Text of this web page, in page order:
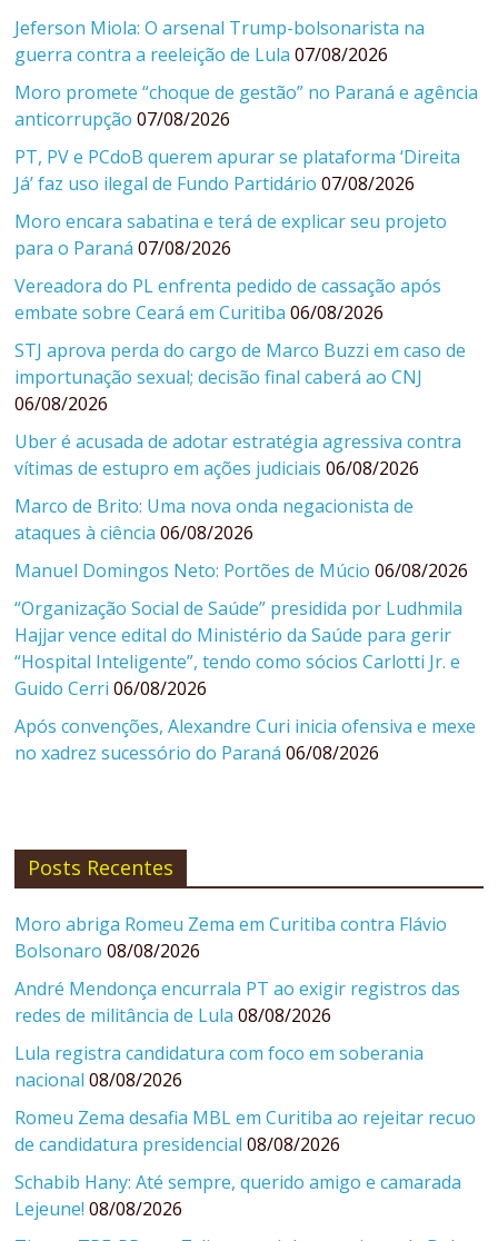
Jeferson Miola: O arsenal Trump-bolsonarista na
guerra contra a reeleição de Lula 07/08/2026
Moro promete “choque de gestão” no Paraná e agência
anticorrupção 07/08/2026
PT, PV e PCdoB querem apurar se plataforma ‘Direita
Já’ faz uso ilegal de Fundo Partidário 07/08/2026
Moro encara sabatina e terá de explicar seu projeto
para o Paraná 07/08/2026
Vereadora do PL enfrenta pedido de cassação após
embate sobre Ceará em Curitiba 06/08/2026
STJ aprova perda do cargo de Marco Buzzi em caso de
importunação sexual; decisão final caberá ao CNJ
06/08/2026
Uber é acusada de adotar estratégia agressiva contra
vítimas de estupro em ações judiciais 06/08/2026
Marco de Brito: Uma nova onda negacionista de
ataques à ciência 06/08/2026
Manuel Domingos Neto: Portões de Múcio 06/08/2026
“Organização Social de Saúde” presidida por Ludhmila
Hajjar vence edital do Ministério da Saúde para gerir
“Hospital Inteligente”, tendo como sócios Carlotti Jr. e
Guido Cerri 06/08/2026
Após convenções, Alexandre Curi inicia ofensiva e mexe
no xadrez sucessório do Paraná 06/08/2026
Posts Recentes
Moro abriga Romeu Zema em Curitiba contra Flávio
Bolsonaro 08/08/2026
André Mendonça encurrala PT ao exigir registros das
redes de militância de Lula 08/08/2026
Lula registra candidatura com foco em soberania
nacional 08/08/2026
Romeu Zema desafia MBL em Curitiba ao rejeitar recuo
de candidatura presidencial 08/08/2026
Schabib Hany: Até sempre, querido amigo e camarada
Lejeune! 08/08/2026